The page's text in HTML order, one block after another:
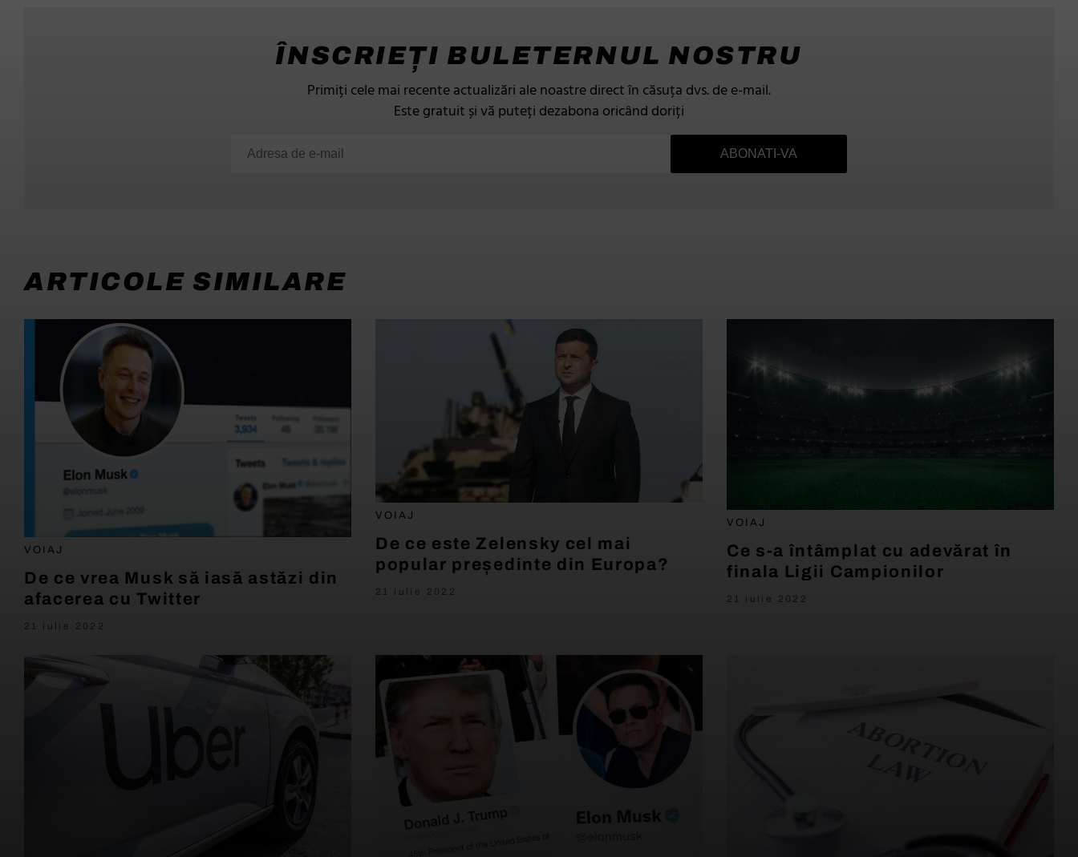
ÎNSCRIEȚI BULETERNUL NOSTRU
Primiți cele mai recente actualizări ale noastre direct în căsuța dvs. de e-mail.
Este gratuit și vă puteți dezabona oricând doriți
ABONATI-VA
ARTICOLE SIMILARE
VOIAJ
De ce vrea Musk să iasă astăzi din
afacerea cu Twitter
21 iulie 2022
VOIAJ
De ce este Zelensky cel mai
popular președinte din Europa?
21 iulie 2022
VOIAJ
Ce s-a întâmplat cu adevărat în
finala Ligii Campionilor
21 iulie 2022